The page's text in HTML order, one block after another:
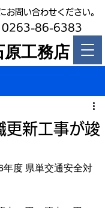
原工務店
お問い合わせください。
0263-86-6383
更新工事が竣
年度 県単交通安全対